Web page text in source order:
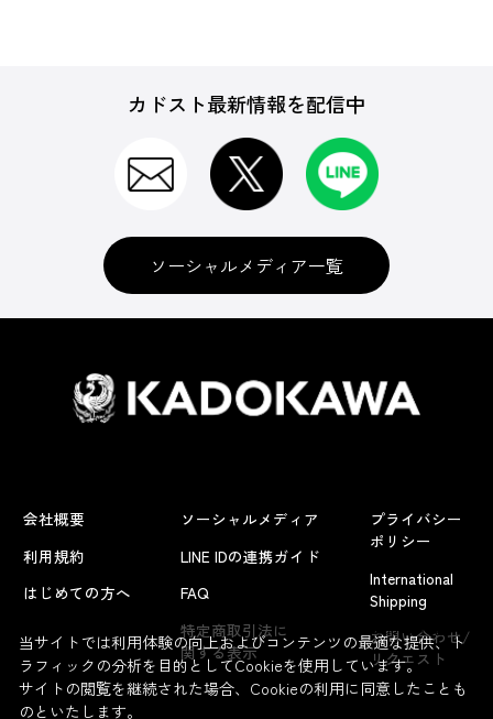
よくあるお問い合わせ
カドスト最新情報を配信中
ソーシャルメディア一覧
会社概要
利用規約
はじめての方へ
ソーシャルメディア
LINE IDの連携ガイド
FAQ
特定商取引法に
関する表示
プライバシー
ポリシー
International
Shipping
お問い合わせ/
リクエスト
当サイトでは利用体験の向上およびコンテンツの最適な提供、ト
ラフィックの分析を目的としてCookieを使用しています。
サイトの閲覧を継続された場合、Cookieの利用に同意したことも
のといたします。